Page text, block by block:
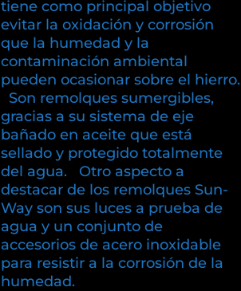
tiene como principal objetivo
evitar la oxidación y corrosión
que la humedad y la
contaminación ambiental
pueden ocasionar sobre el hierro.
Son remolques sumergibles,
gracias a su sistema de eje
bañado en aceite que está
sellado y protegido totalmente
del agua. Otro aspecto a
destacar de los remolques Sun-
Way son sus luces a prueba de
agua y un conjunto de
accesorios de acero inoxidable
para resistir a la corrosión de la
humedad.